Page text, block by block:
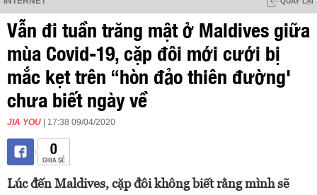
Vẫn đi tuần trăng mật ở Maldives giữa
mùa Covid-19, cặp đôi mới cưới bị
mắc kẹt trên “hòn đảo thiên đường'
chưa biết ngày về
JIA YOU | 17:38 09/04/2020
0
CHIA SẺ
Lúc đến Maldives, cặp đôi không biết rằng mình sẽ